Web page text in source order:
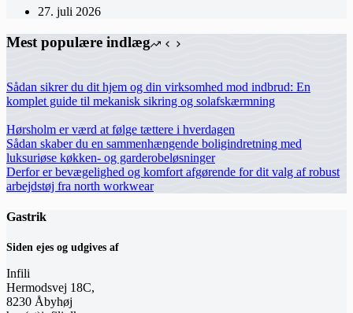
27. juli 2026
Mest populære indlæg
Sådan sikrer du dit hjem og din virksomhed mod indbrud: En
komplet guide til mekanisk sikring og solafskærmning
Hørsholm er værd at følge tættere i hverdagen
Sådan skaber du en sammenhængende boligindretning med
luksuriøse køkken- og garderobeløsninger
Derfor er bevægelighed og komfort afgørende for dit valg af robust
arbejdstøj fra north workwear
Gastrik
Siden ejes og udgives af
Infili
Hermodsvej 18C,
8230 Åbyhøj